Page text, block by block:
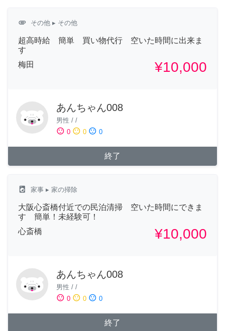
attachment その他 ▸ その他
超高時給 簡単 買い物代行 空いた時間に出来ま
す
梅田
¥10,000
あんちゃん008
男性 / /
sentiment_satisfied 0 sentiment_neutral 0 sentiment_dissatisfied 0
終了
local_laundry_service 家事 ▸ 家の掃除
大阪心斎橋付近での民泊清掃 空いた時間にできま
す 簡単！未経験可！
心斎橋
¥10,000
あんちゃん008
男性 / /
sentiment_satisfied 0 sentiment_neutral 0 sentiment_dissatisfied 0
終了